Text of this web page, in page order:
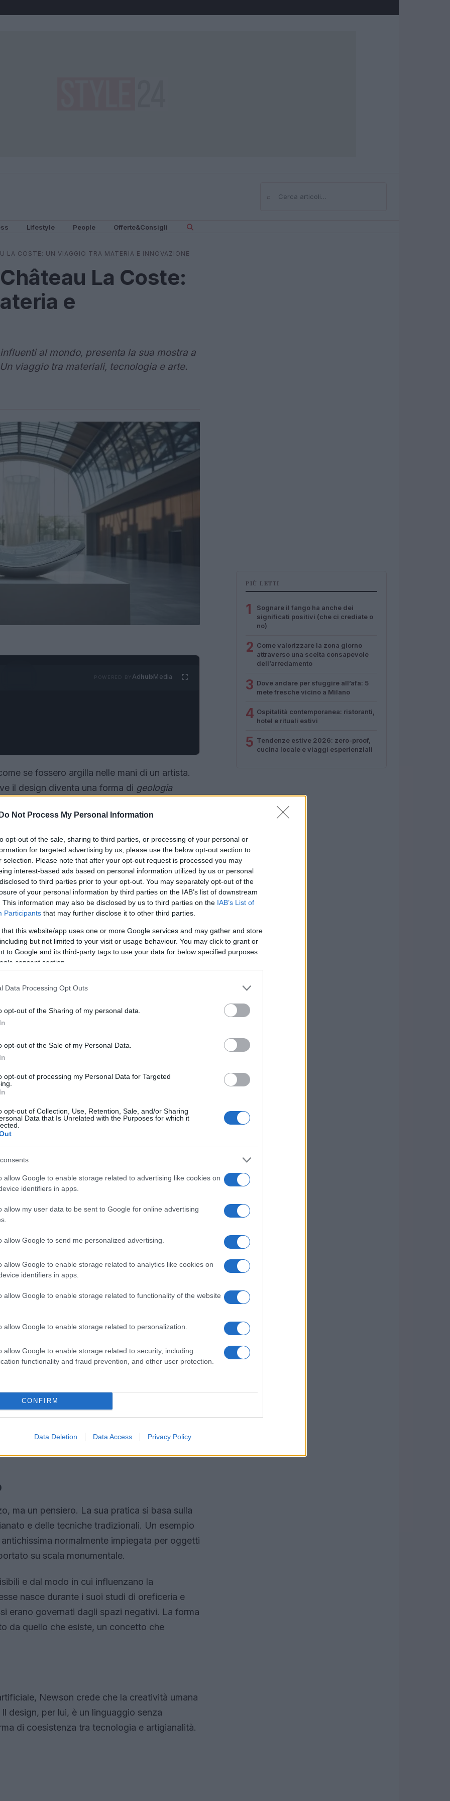
Do Not Process My Personal Information
opt-out of the sale, sharing to third parties, or processing of your personal or
for targeted advertising by us, please use the below opt-out section to
selection. Please note that after your opt-out request is processed you may
interest-based ads based on personal information utilized by us or personal
to third parties prior to your opt-out. You may separately opt-out of the
of your personal information by third parties on the IAB’s list of downstream
This information may also be disclosed by us to third parties on the IAB’s List of
Participants that may further disclose it to other third parties.
that this website/app uses one or more Google services and may gather and store
but not limited to your visit or usage behaviour. You may click to grant or
to Google and its third-party tags to use your data for below specified purposes
consent section.
Data Processing Opt Outs
opt-out of the Sharing of my personal data.
opt-out of the Sale of my Personal Data.
opt-out of processing my Personal Data for Targeted
opt-out of Collection, Use, Retention, Sale, and/or Sharing
Data that Is Unrelated with the Purposes for which it
allow Google to enable storage related to advertising like cookies on
identifiers in apps.
allow my user data to be sent to Google for online advertising
allow Google to send me personalized advertising.
allow Google to enable storage related to analytics like cookies on
identifiers in apps.
allow Google to enable storage related to functionality of the website
allow Google to enable storage related to personalization.
allow Google to enable storage related to security, including
functionality and fraud prevention, and other user protection.
CONFIRM
Data Deletion Data Access Privacy Policy
⌕Cerca
Lifestyle People Offerte&Consigli
LA COSTE: UN VIAGGIO TRA MATERIA E INNOVAZIONE
La Coste:
e
al mondo, presenta la sua mostra a
viaggio tra materiali, tecnologia e arte.
AdhubMedia
se fossero argilla nelle mani di un artista.
il design diventa una forma di geologia
oggetti, ma esperienze tattili che
quarant’anni diinnovazione
modernista di Niemeyer, creando
e innovazione
unico: attraversare artigianato,
Newson non progetta oggetti, ma
attenzione alla luce e alla trasparenza, offre
di Newson, come la
creando un’esperienza visiva e spaziale
non è casuale: Newson e gli organizzatori
perfetto tra le opere e lo spazio.
ma un pensiero. La sua pratica si basa sulla
e delle tecniche tradizionali. Un esempio
normalmente impiegata per oggetti
su scala monumentale.
e dal modo in cui influenzano la
nasce durante i suoi studi di oreficeria e
erano governati dagli spazi negativi. La forma
da quello che esiste, un concetto che
Newson crede che la creatività umana
design, per lui, è un linguaggio senza
di coesistenza tra tecnologia e artigianalità.
PIÙ LETTI
1
Sognare il fango ha anche dei
significati positivi (che ci crediate o
no)
2 Come valorizzare la zona giorno
attraverso una scelta consapevole
dell’arredamento
3 Dove andare per sfuggire all’afa: 5
mete fresche vicino a Milano
4 Ospitalità contemporanea: ristoranti,
hotel e rituali estivi
5 Tendenze estive 2026: zero-proof,
cucina locale e viaggi esperienziali